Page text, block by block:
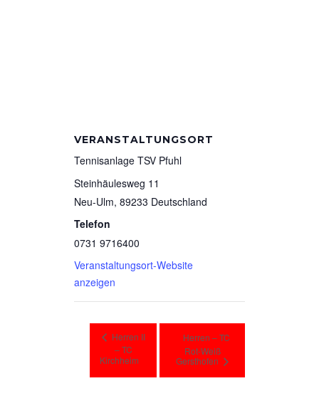
VERANSTALTUNGSORT
Tennisanlage TSV Pfuhl
Steinhäulesweg 11
Neu-Ulm, 89233 Deutschland
Telefon
0731 9716400
Veranstaltungsort-Website
anzeigen
Herren II
– TC
Kirchheim
Herren – TC
Rot-Weiß
Gersthofen